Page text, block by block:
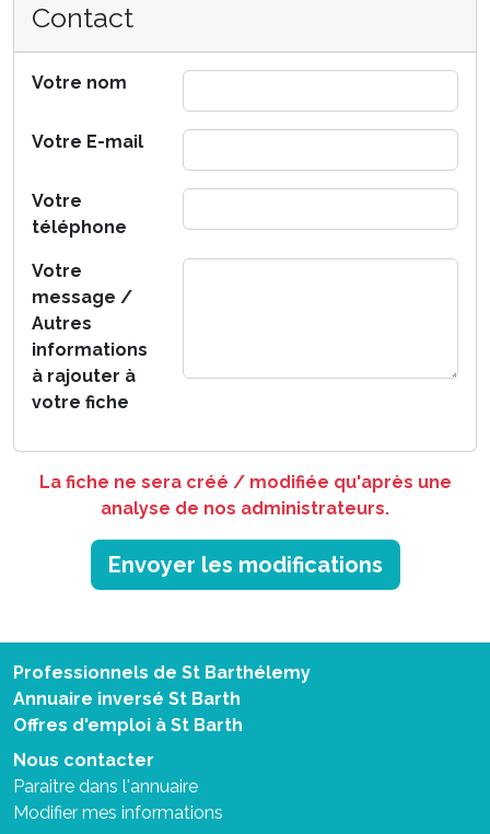
Contact
Votre nom
Votre E-mail
Votre
téléphone
Votre
message /
Autres
informations
à rajouter à
votre fiche
La fiche ne sera créé / modifiée qu'après une
analyse de nos administrateurs.
Envoyer les modifications
Professionnels de St Barthélemy
Annuaire inversé St Barth
Offres d'emploi à St Barth
Nous contacter
Paraitre dans l'annuaire
Modifier mes informations